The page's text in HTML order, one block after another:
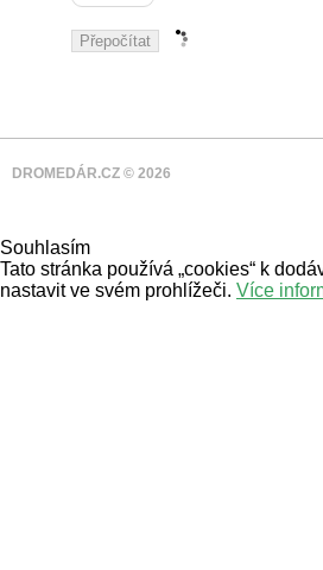
DROMEDÁR.CZ © 2026
Souhlasím
Tato stránka používá „cookies“ k
nastavit ve svém prohlížeči. Více